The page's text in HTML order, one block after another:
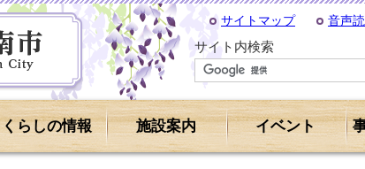
サイトマップ 音声
サイト内検索
くらしの情報 施設案内 イベント